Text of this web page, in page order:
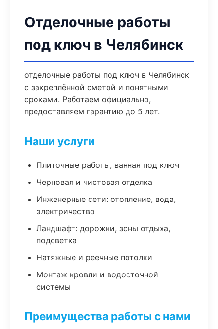
Отделочные работы
под ключ в Челябинск
отделочные работы под ключ в Челябинск
с закреплённой сметой и понятными
сроками. Работаем официально,
предоставляем гарантию до 5 лет.
Наши услуги
Плиточные работы, ванная под ключ
Черновая и чистовая отделка
Инженерные сети: отопление, вода,
электричество
Ландшафт: дорожки, зоны отдыха,
подсветка
Натяжные и реечные потолки
Монтаж кровли и водосточной
системы
Преимущества работы с нами